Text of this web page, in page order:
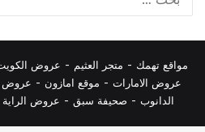
مواقع تهمك - متجر العثيم - عروض
عروض الامارات - موقع امازون - عروض
الدانوب - صحيفة سبق - عروض الراية